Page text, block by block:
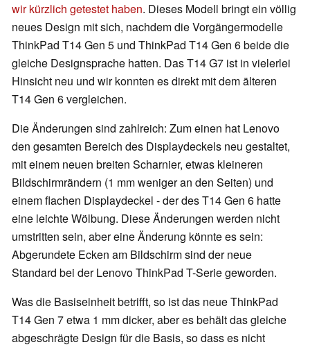
wir kürzlich getestet haben. Dieses Modell bringt ein völlig
neues Design mit sich, nachdem die Vorgängermodelle
ThinkPad T14 Gen 5 und ThinkPad T14 Gen 6 beide die
gleiche Designsprache hatten. Das T14 G7 ist in vielerlei
Hinsicht neu und wir konnten es direkt mit dem älteren
T14 Gen 6 vergleichen.
Die Änderungen sind zahlreich: Zum einen hat Lenovo
den gesamten Bereich des Displaydeckels neu gestaltet,
mit einem neuen breiten Scharnier, etwas kleineren
Bildschirmrändern (1 mm weniger an den Seiten) und
einem flachen Displaydeckel - der des T14 Gen 6 hatte
eine leichte Wölbung. Diese Änderungen werden nicht
umstritten sein, aber eine Änderung könnte es sein:
Abgerundete Ecken am Bildschirm sind der neue
Standard bei der Lenovo ThinkPad T-Serie geworden.
Was die Basiseinheit betrifft, so ist das neue ThinkPad
T14 Gen 7 etwa 1 mm dicker, aber es behält das gleiche
abgeschrägte Design für die Basis, so dass es nicht